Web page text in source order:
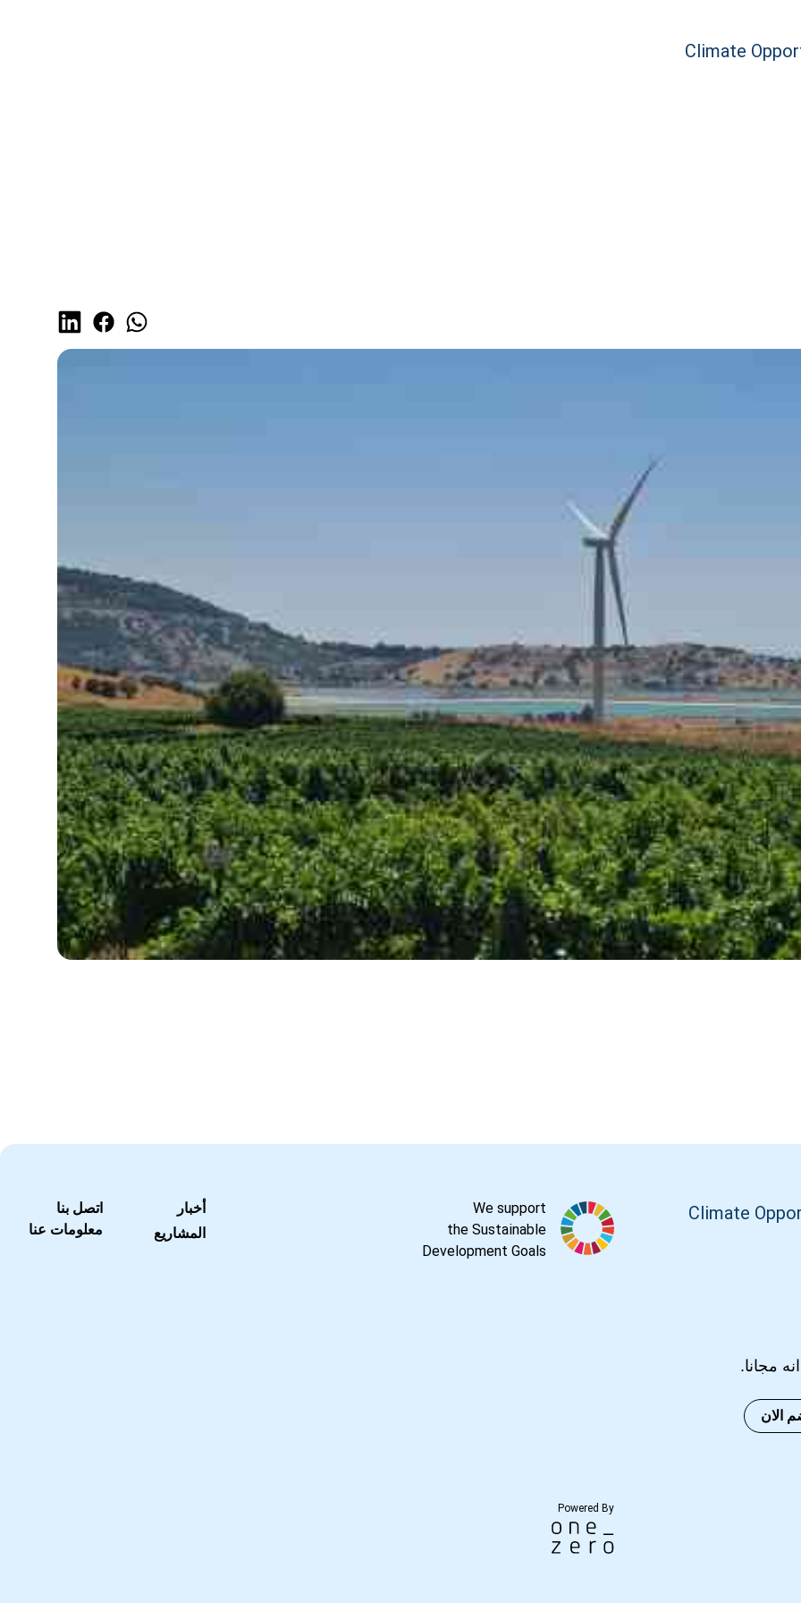
Climate
Climate
انه مجانا.
الان
We support
the Sustainable
Development Goals
Powered By
أخبار
المشاريع
اتصل بنا
معلومات عنا